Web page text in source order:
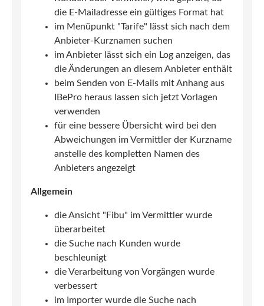
die E-Mailadresse ein gültiges Format hat
im Menüpunkt "Tarife" lässt sich nach dem
Anbieter-Kurznamen suchen
im Anbieter lässt sich ein Log anzeigen, das
die Änderungen an diesem Anbieter enthält
beim Senden von E-Mails mit Anhang aus
IBePro heraus lassen sich jetzt Vorlagen
verwenden
für eine bessere Übersicht wird bei den
Abweichungen im Vermittler der Kurzname
anstelle des kompletten Namen des
Anbieters angezeigt
Allgemein
die Ansicht "Fibu" im Vermittler wurde
überarbeitet
die Suche nach Kunden wurde
beschleunigt
die Verarbeitung von Vorgängen wurde
verbessert
im Importer wurde die Suche nach